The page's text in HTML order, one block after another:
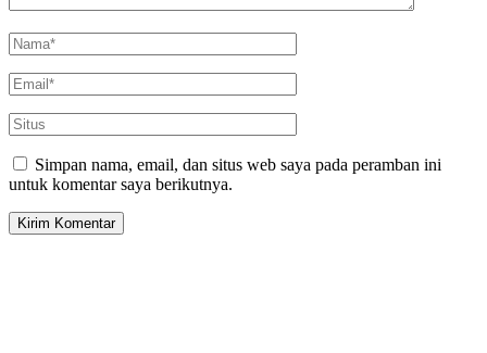
Simpan nama, email, dan situs web saya pada peramban ini
untuk komentar saya berikutnya.